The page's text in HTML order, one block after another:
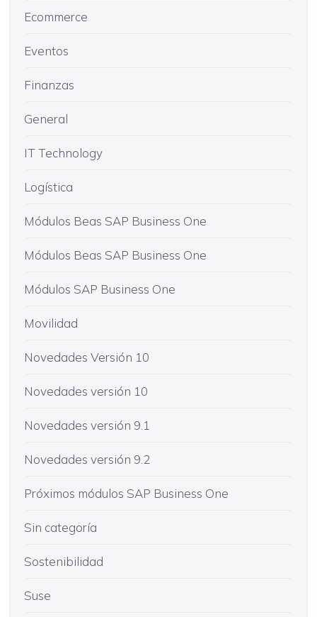
Ecommerce
Eventos
Finanzas
General
IT Technology
Logística
Módulos Beas SAP Business One
Módulos Beas SAP Business One
Módulos SAP Business One
Movilidad
Novedades Versión 10
Novedades versión 10
Novedades versión 9.1
Novedades versión 9.2
Próximos módulos SAP Business One
Sin categoría
Sostenibilidad
Suse